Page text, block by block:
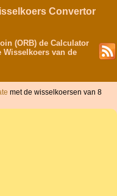
Convertor
(ORB) de Calculator
Wisselkoers van de
met de wisselkoersen van 8